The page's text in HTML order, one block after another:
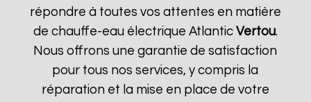
répondre à toutes vos attentes en matière
de chauffe-eau électrique Atlantic Vertou.
Nous offrons une garantie de satisfaction
pour tous nos services, y compris la
réparation et la mise en place de votre